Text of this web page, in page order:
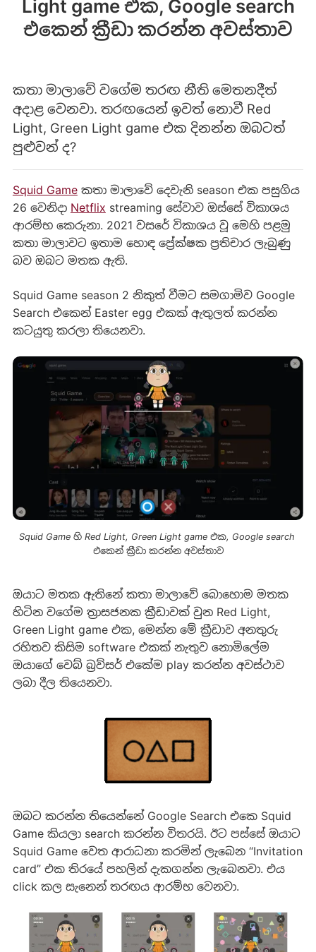
Light game එක, Google search
එකෙන් ක්‍රීඩා කරන්න අවස්තාව
කතා මාලාවේ වගේම තරඟ නීති මෙතනදීත්
අදාළ වෙනවා. තරඟයෙන් ඉවත් නොවී Red
Light, Green Light game එක දිනන්න ඔබටත්
පුළුවන් ද?
Squid Gameකතා මාලාවේ දෙවැනි season එක පසුගිය
26 වෙනිදා Netflix streaming සේවාව ඔස්සේ විකාශය
ආරම්භ කෙරුනා. 2021 වසරේ විකාශය වූ මෙහි පළමු
කතා මාලාවට ඉතාම හොඳ ප්‍රේක්ෂක ප්‍රතිචාර ලැබුණු
බව ඔබට මතක ඇති.
Squid Game season 2 නිකුත් වීමට සමගාමිව Google
Search එකෙන් Easter egg එකක් ඇතුලත් කරන්න
කටයුතු කරලා තියෙනවා.
Squid Game හි Red Light, Green Light game එක, Google search
එකෙන් ක්‍රීඩා කරන්න අවස්තාව
ඔයාට මතක ඇතිනේ කතා මාලාවේ බොහොම මතක
හිටින වගේම ත්‍රාසජනක ක්‍රීඩාවක් වුන Red Light,
Green Light game එක, මෙන්න මේ ක්‍රීඩාව අනතුරු
රහිතව කිසිම software එකක් නැතුව නොමිලේම
ඔයාගේ වෙබ් බ්‍රව්සර් එකේම play කරන්න අවස්ථාව
ලබා දීල තියෙනවා.
ඔබට කරන්න තියෙන්නේ Google Search එකෙ Squid
Game කියලා search කරන්න විතරයි. ඊට පස්සේ ඔයාට
Squid Game වෙත ආරාධනා කරමින් ලැබෙන “Invitation
card” එක තිරයේ පහලින් දැකගන්න ලැබෙනවා. එය
click කල සැනෙන් තරඟය ආරම්භ වෙනවා.